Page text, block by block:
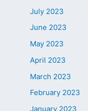
July 2023
June 2023
May 2023
April 2023
March 2023
February 2023
January 2023